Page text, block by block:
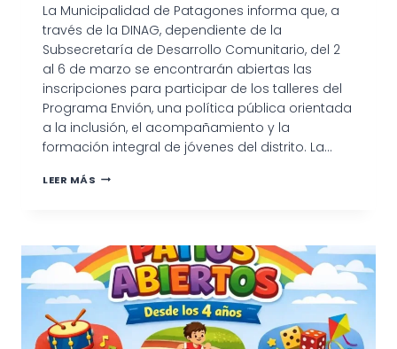
La Municipalidad de Patagones informa que, a
través de la DINAG, dependiente de la
Subsecretaría de Desarrollo Comunitario, del 2
al 6 de marzo se encontrarán abiertas las
inscripciones para participar de los talleres del
Programa Envión, una política pública orientada
a la inclusión, el acompañamiento y la
formación integral de jóvenes del distrito. La…
LEER MÁS INSCRIPCIONES
DEL
PROGRAMA
ENVIÓN
EN
PATAGONES